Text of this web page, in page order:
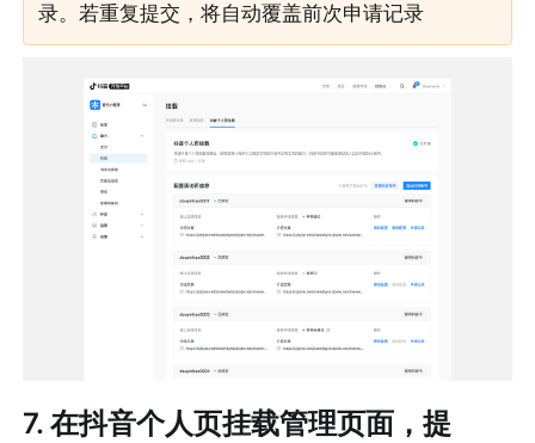
录。若重复提交，将自动覆盖前次申请记录
7. 在抖音个人页挂载管理页面，提